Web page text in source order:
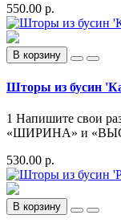
550.00 р.
В корзину
Шторы из бусин
1 Напишите свои
«ШИРИНА» и
530.00 р.
В корзину